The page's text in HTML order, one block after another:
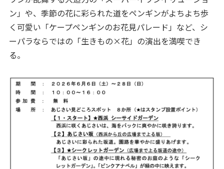
ン」や、季節の花に彩られた道をペンギンがよちよち歩
く可愛い「ケープペンギンのお花見パレード」など、シ
ーパラならではの「生きもの×花」の演出を満喫でき
る。